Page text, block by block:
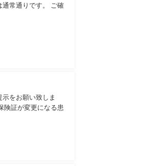
通常通りです。 ご確
をお願い致しま
険証が変更になる患